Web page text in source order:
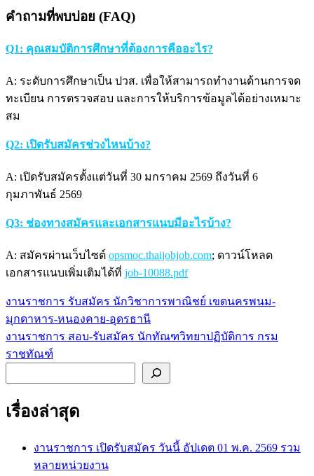
คำถามที่พบบ่อย (FAQ)
Q1: คุณสมบัติการศึกษาที่ต้องการคืออะไร?
A: ระดับการศึกษาเป็น ปวส. เพื่อให้สามารถทำงานด้านการจด
ทะเบียน การตรวจสอบ และการให้บริการข้อมูลได้อย่างเหมาะ
สม
Q2: เปิดรับสมัครช่วงไหนบ้าง?
A: เปิดรับสมัครตั้งแต่วันที่ 30 มกราคม 2569 ถึงวันที่ 6
กุมภาพันธ์ 2569
Q3: ช่องทางสมัครและเอกสารแนบมีอะไรบ้าง?
A: สมัครผ่านเว็บไซต์ opsmoc.thaijobjob.com; ดาวน์โหลด
เอกสารแนบเพิ่มเติมได้ที่ job-10088.pdf
แนะแนว
เรื่อง
งานราชการ รับสมัคร นักวิชาการพาณิชย์ เขตนครพนม-
มุกดาหาร-หนองคาย-อุดรธานี
งานราชการ สอบ-รับสมัคร นักทัณฑวิทยาปฏิบัติการ กรม
ราชทัณฑ์
เรื่องล่าสุด
งานราชการ เปิดรับสมัคร วันนี้ อัปเดต 01 พ.ค. 2569 รวม
หลายหน่วยงาน